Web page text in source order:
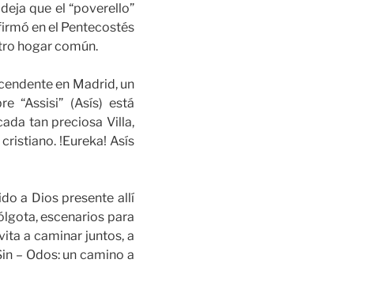
que el “poverello”
en el Pentecostés
hogar común.
en Madrid, un
“Assisi” (Asís) está
tan preciosa Villa,
!Eureka! Asís
a Dios presente allí
escenarios para
a caminar juntos, a
– Odos: un camino a